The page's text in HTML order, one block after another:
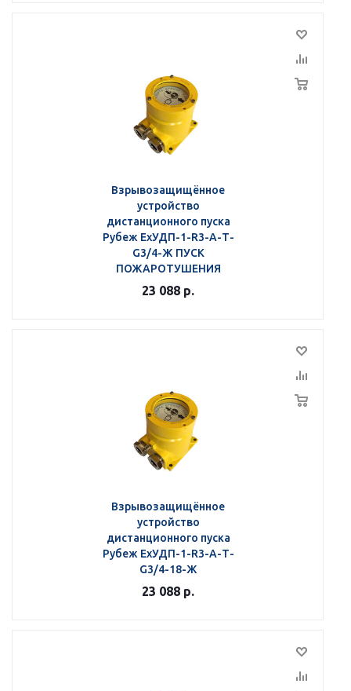
Взрывозащищённое
устройство
дистанционного пуска
Рубеж ЕхУДП-1-R3-А-Т-
G3/4-Ж ПУСК
ПОЖАРОТУШЕНИЯ
23 088 р.
Взрывозащищённое
устройство
дистанционного пуска
Рубеж ЕхУДП-1-R3-А-Т-
G3/4-18-Ж
23 088 р.